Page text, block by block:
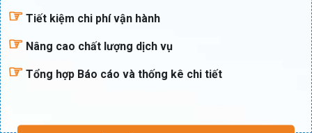
☞Tiết kiệm chi phí vận hành
☞Nâng cao chất lượng dịch vụ
☞Tổng hợp Báo cáo và thống kê chi tiết